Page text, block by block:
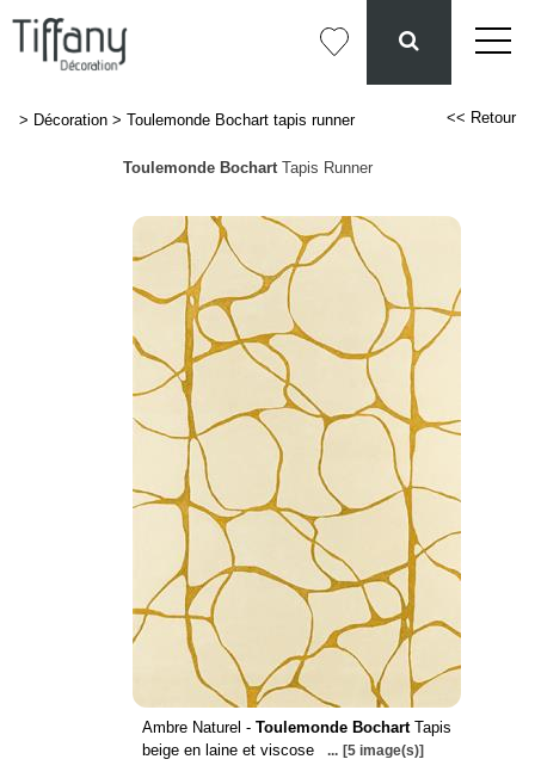
> Décoration > Toulemonde Bochart tapis runner << Retour
Toulemonde BochartTapis Runner
Ambre Naturel - Toulemonde BochartTapis
beige en laine et viscose
... [5 image(s)]